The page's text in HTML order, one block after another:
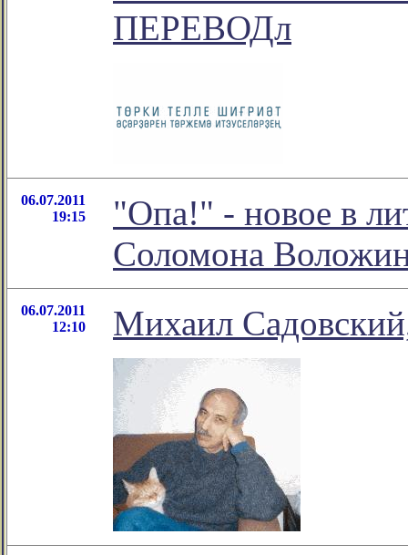
ПЕРЕВОДл
06.07.2011
19:15
"Опа!" - новое в
Соломона
06.07.2011
12:10
Михаил